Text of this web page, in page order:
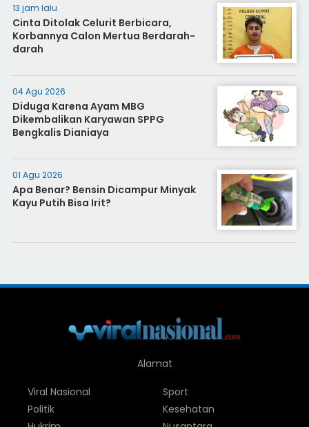
13 jam lalu
Cinta Ditolak Celurit Berbicara,
Korbannya Calon Mertua Berdarah-
darah
04 Agu 2026
Diduga Karena Ayam MBG
Dikembalikan Karyawan SPPG
Bengkalis Dianiaya
01 Agu 2026
Apa Benar? Bensin Dicampur Minyak
Kayu Putih Bisa Irit?
Alamat
Viral Nasional
Politik
Sport
Kesehatan